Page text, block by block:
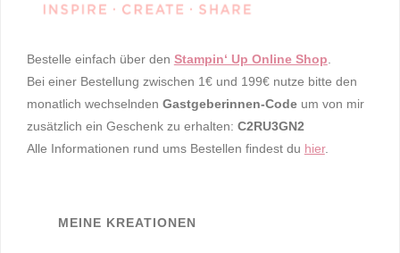
Bestelle einfach über den Stampin‘ Up Online Shop.
Bei einer Bestellung zwischen 1€ und 199€ nutze bitte den
monatlich wechselnden Gastgeberinnen-Codeum von mir
zusätzlich ein Geschenk zu erhalten: C2RU3GN2
Alle Informationen rund ums Bestellen findest du hier.
MEINE KREATIONEN